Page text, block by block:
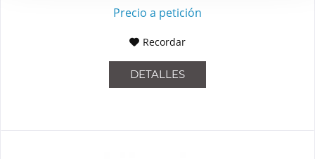
Precio a petición
Recordar
DETALLES